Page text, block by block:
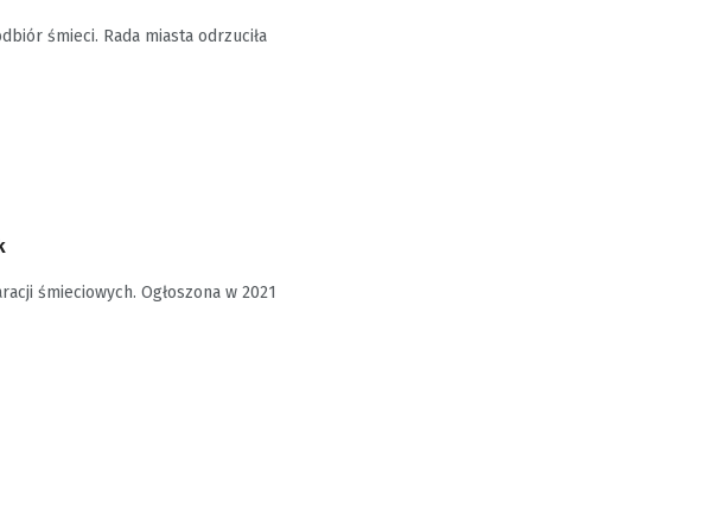
śmieci. Rada miasta odrzuciła
śmieciowych. Ogłoszona w 2021